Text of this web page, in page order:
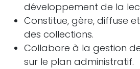
développement de la
Constitue, gère, diffuse
des collections.
Collabore à la gestion
sur le plan administratif.